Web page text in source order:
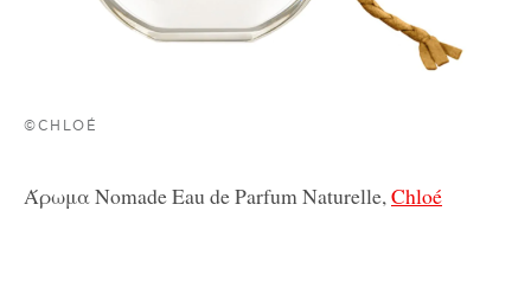
©CHLOÉ
Άρωμα Nomade Eau de Parfum Naturelle,Chloé